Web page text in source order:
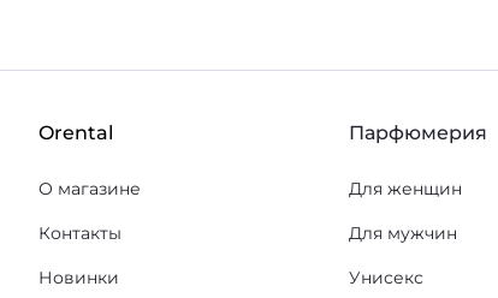
Orental
О магазине
Контакты
Новинки
Парфюмерия
Для женщин
Для мужчин
Унисекс